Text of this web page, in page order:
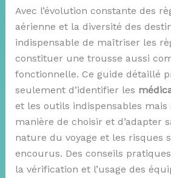
Avec l’évolution constante des
aérienne et la diversité des
indispensable de maîtriser les
constituer une trousse aussi
fonctionnelle. Ce guide détaillé
seulement d’identifier les
et les outils indispensables mais
manière de choisir et d’adapter
nature du voyage et les risques
encourus. Des conseils
la vérification et l’usage des